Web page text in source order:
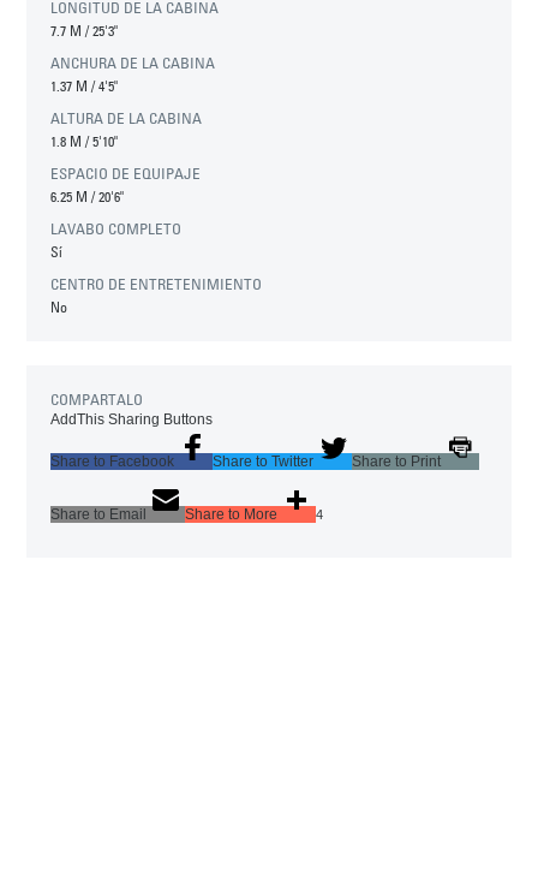
LONGITUD DE LA CABINA
7.7 M/25'3"
ANCHURA DE LA CABINA
1.37 M/4'5"
ALTURA DE LA CABINA
1.8 M/5'10"
ESPACIO DE EQUIPAJE
6.25 M/20'6"
LAVABO COMPLETO
Sí
CENTRO DE ENTRETENIMIENTO
No
COMPARTALO
AddThis Sharing Buttons
Share to Facebook Share to Twitter Share to Print
Share to Email Share to More 4